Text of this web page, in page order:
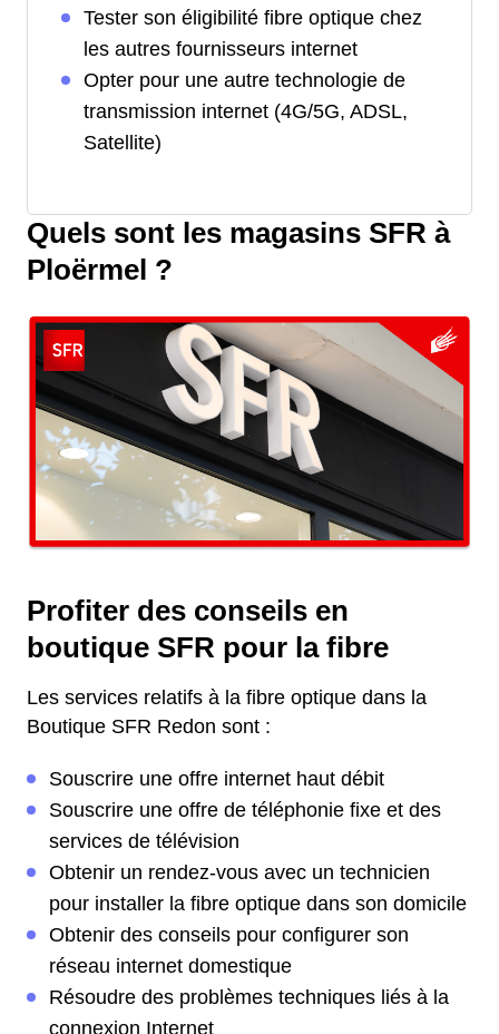
Tester son éligibilité fibre optique chez
les autres fournisseurs internet
Opter pour une autre technologie de
transmission internet (4G/5G, ADSL,
Satellite)
Quels sont les magasins SFR à
Ploërmel ?
Profiter des conseils en
boutique SFR pour la fibre
Les services relatifs à la fibre optique dans la
Boutique SFR Redon sont :
Souscrire une offre internet haut débit
Souscrire une offre de téléphonie fixe et des
services de télévision
Obtenir un rendez-vous avec un technicien
pour installer la fibre optique dans son domicile
Obtenir des conseils pour configurer son
réseau internet domestique
Résoudre des problèmes techniques liés à la
connexion Internet